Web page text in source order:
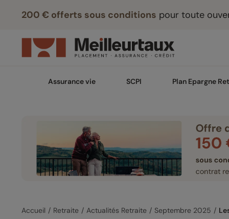
200 € offerts sous conditions pour toute
Assurance vie SCPI Plan Epargne
Accueil Retraite Actualités Retraite Septembre 2025